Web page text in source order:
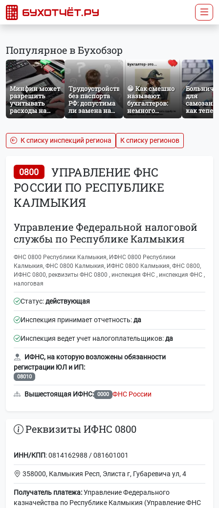
Популярное в Бухобзор
Минфин может
разрешить
учитывать
расходы на
защиту от
расчёте налога
на прибыль
Трудоустройство
без паспорта
РФ: допустима
ли замена на
загранпаспорт?
😁 Как смешно
называют
бухгалтеров:
немного
профессионального
для
как
работает
К списку инспекций региона К списку регионов
0800
УПРАВЛЕНИЕ ФНС
РОССИИ ПО РЕСПУБЛИКЕ
КАЛМЫКИЯ
Управление Федеральной налоговой
службы по Республике Калмыкия
ФНС 0800 Республики Калмыкия, ИФНС 0800 Республики
Калмыкия, ФНС 0800 Калмыкия, ИФНС 0800 Калмыкия, ФНС 0800,
ИФНС 0800, реквизиты ФНС 0800 , инспекция ФНС , инспекция ФНС ,
налоговая
Статус:действующая
Инспекция принимает отчетность:да
Инспекция ведет учет налогоплательщиков:да
ИФНС, на которую возложены обязанности
регистрации ЮЛ и ИП:
08010
Вышестоящая ИФНС: 0000 ФНС России
Реквизиты ИФНС 0800
ИНН/КПП: 0814162988 / 081601001
358000, Калмыкия Респ, Элиста г, Губаревича ул, 4
Получатель платежа:Управление Федерального
казначейства по Республике Калмыкия (Управление ФНС